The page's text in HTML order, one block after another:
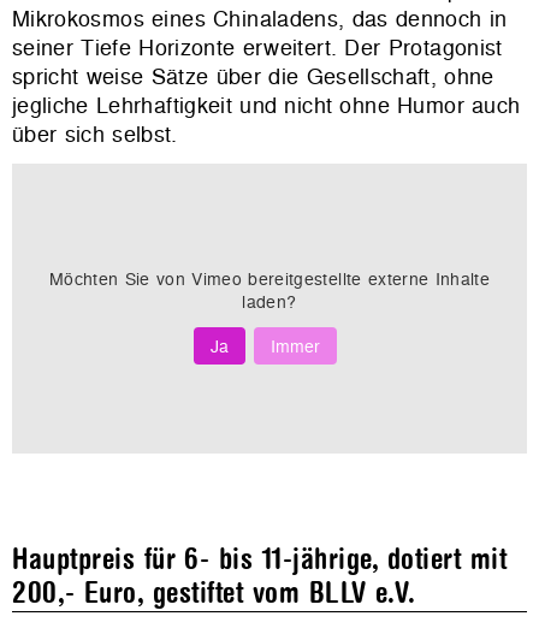
Mikrokosmos eines Chinaladens, das dennoch in
seiner Tiefe Horizonte erweitert. Der Protagonist
spricht weise Sätze über die Gesellschaft, ohne
jegliche Lehrhaftigkeit und nicht ohne Humor auch
über sich selbst.
Möchten Sie vonVimeo bereitgestellte externe Inhalte
laden?
Ja
Immer
Hauptpreis für 6- bis 11-jährige, dotiert mit
200,- Euro, gestiftet vom BLLV e.V.